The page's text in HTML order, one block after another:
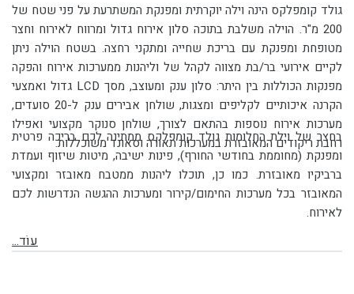
גולד קומפלקס הינה וילה יוקרתית ומפנקת המשתרעת על פני שטח של
200 מ"ר. הוילה משלבת בתוכה סלון אירוח גדול ומרווח לאירוח וחצר
מטופחת ומפנקת עם בריכת שחייה ומתקני רחצה. בשטח הוילה ניתן
לקיים אירועי בר/בת מצווה לקהל של
וליהנות ממערכות אירוח והפקה
מפנקות הכוללות בין היתר: סלון ענק ומעוצב, מסך LCD גדול ואמצעי
הקרנה איכותיים לקליפים ומצגות, שולחן אבירים ענק ל-20 סועדים,
מערכות אירוח נוספות בהתאם לצורך, שולחן סנוקר מקצועי ואפילו
רחבת ריקודים המאובזרת במערכות תאורה וסאונד משוכללות.
בחצר של וילת החלומות גולד קומפלקס ממתינה לכם בריכה פרטית
ומפנקת (מחוממת בחודשי החורף), פינות ישיבה, מיטות שיזוף ועמדת
ברביקיו מאובזרת. כמו כן, תוכלו ליהנות ממטבח מאובזר ומקצועי
המאובזר בכל מערכות החימום/קירור ומערכות ההגשה הנדרשות לכם
לאירוח.
עוֹד...